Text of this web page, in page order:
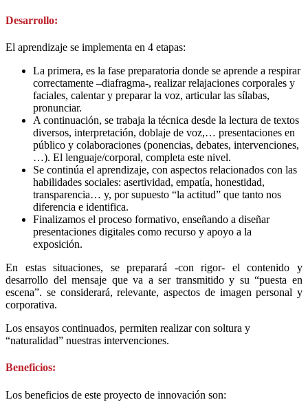
Desarrollo:
El aprendizaje se implementa en 4 etapas:
La primera, es la fase preparatoria donde se aprende a respirar
correctamente –diafragma-, realizar relajaciones corporales y
faciales, calentar y preparar la voz, articular las sílabas,
pronunciar.
A continuación, se trabaja la técnica desde la lectura de textos
diversos, interpretación, doblaje de voz,… presentaciones en
público y colaboraciones (ponencias, debates, intervenciones,
…). El lenguaje/corporal, completa este nivel.
Se continúa el aprendizaje, con aspectos relacionados con las
habilidades sociales: asertividad, empatía, honestidad,
transparencia… y, por supuesto “la actitud” que tanto nos
diferencia e identifica.
Finalizamos el proceso formativo, enseñando a diseñar
presentaciones digitales como recurso y apoyo a la
exposición.
En estas situaciones, se preparará -con rigor- el contenido y
desarrollo del mensaje que va a ser transmitido y su “puesta en
escena”. se considerará, relevante, aspectos de imagen personal y
corporativa.
Los ensayos continuados, permiten realizar con soltura y
“naturalidad” nuestras intervenciones.
Beneficios:
Los beneficios de este proyecto de innovación son: